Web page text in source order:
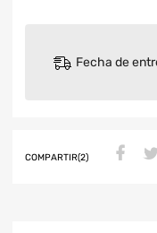
Fecha de
COMPARTIR(2)